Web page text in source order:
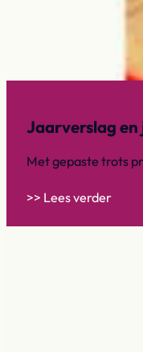
Jaarverslag
Met gepaste trots
>> Lees verder